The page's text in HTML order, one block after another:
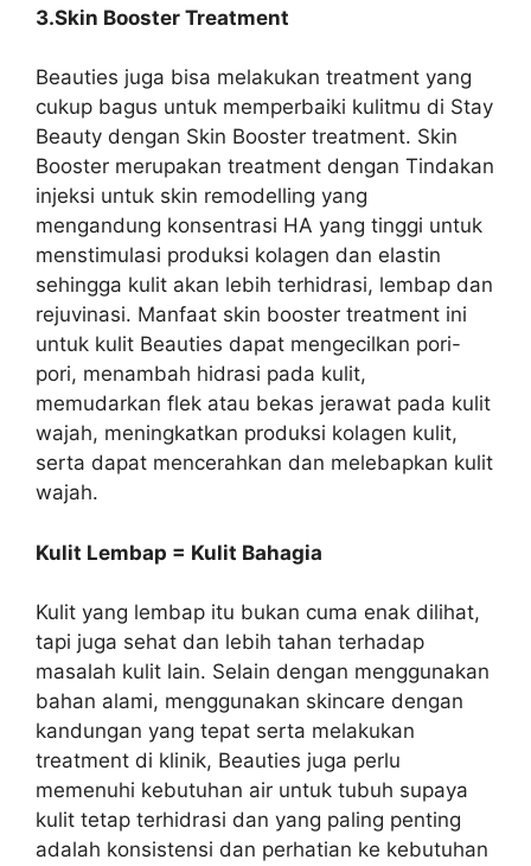
3.Skin Booster Treatment
Beauties juga bisa melakukan treatment yang
cukup bagus untuk memperbaiki kulitmu di Stay
Beauty dengan Skin Booster treatment. Skin
Booster merupakan treatment dengan Tindakan
injeksi untuk skin remodelling yang
mengandung konsentrasi HA yang tinggi untuk
menstimulasi produksi kolagen dan elastin
sehingga kulit akan lebih terhidrasi, lembap dan
rejuvinasi. Manfaat skin booster treatment ini
untuk kulit Beauties dapat mengecilkan pori-
pori, menambah hidrasi pada kulit,
memudarkan flek atau bekas jerawat pada kulit
wajah, meningkatkan produksi kolagen kulit,
serta dapat mencerahkan dan melebapkan kulit
wajah.
Kulit Lembap = Kulit Bahagia
Kulit yang lembap itu bukan cuma enak dilihat,
tapi juga sehat dan lebih tahan terhadap
masalah kulit lain. Selain dengan menggunakan
bahan alami, menggunakan skincare dengan
kandungan yang tepat serta melakukan
treatment di klinik, Beauties juga perlu
memenuhi kebutuhan air untuk tubuh supaya
kulit tetap terhidrasi dan yang paling penting
adalah konsistensi dan perhatian ke kebutuhan